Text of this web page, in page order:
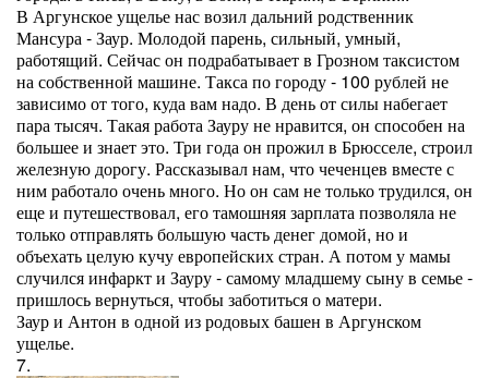
В Аргунское ущелье нас возил дальний родственник
Мансура - Заур. Молодой парень, сильный, умный,
работящий. Сейчас он подрабатывает в Грозном таксистом
на собственной машине. Такса по городу - 100 рублей не
зависимо от того, куда вам надо. В день от силы набегает
пара тысяч. Такая работа Зауру не нравится, он способен на
большее и знает это. Три года он прожил в Брюсселе, строил
железную дорогу. Рассказывал нам, что чеченцев вместе с
ним работало очень много. Но он сам не только трудился, он
еще и путешествовал, его тамошняя зарплата позволяла не
только отправлять большую часть денег домой, но и
объехать целую кучу европейских стран. А потом у мамы
случился инфаркт и Зауру - самому младшему сыну в семье -
пришлось вернуться, чтобы заботиться о матери.
Заур и Антон в одной из родовых башен в Аргунском
ущелье.
7.